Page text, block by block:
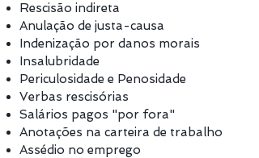
Rescisão indireta
Anulação de justa-causa
Indenização por danos morais
Insalubridade
Periculosidade e Penosidade
Verbas rescisórias
Salários pagos "por fora"
Anotações na carteira de trabalho
Assédio no emprego